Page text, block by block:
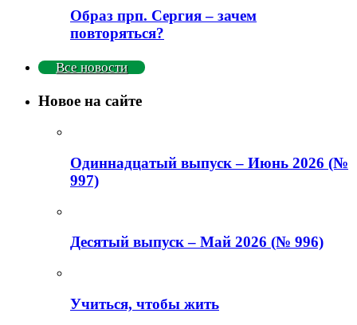
Образ прп. Сергия – зачем
повторяться?
Все новости
Новое на сайте
Одиннадцатый выпуск – Июнь 2026 (№
997)
Деcятый выпуск – Май 2026 (№ 996)
Учиться, чтобы жить